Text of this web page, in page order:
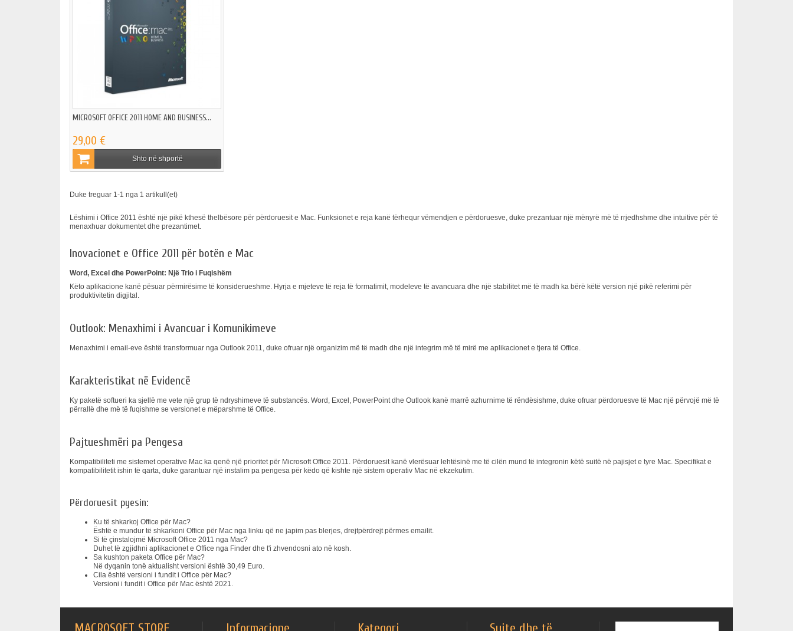
MICROSOFT OFFICE 2011 HOME AND BUSINESS...
29,00 €
Shto në shportë
Duke treguar 1-1 nga 1 artikull(et)
Lëshimi i Office 2011 është një pikë kthesë thelbësore për përdoruesit e Mac. Funksionet e reja kanë tërhequr vëmendjen e përdoruesve, duke prezantuar një mënyrë më të rrjedhshme dhe intuitive për të
menaxhuar dokumentet dhe prezantimet.
Inovacionet e Office 2011 për botën e Mac
Word, Excel dhe PowerPoint: Një Trio i Fuqishëm
Këto aplikacione kanë pësuar përmirësime të konsiderueshme. Hyrja e mjeteve të reja të formatimit, modeleve të avancuara dhe një stabilitet më të madh ka bërë këtë version një pikë referimi për
produktivitetin digjital.
Outlook: Menaxhimi i Avancuar i Komunikimeve
Menaxhimi i email-eve është transformuar nga Outlook 2011, duke ofruar një organizim më të madh dhe një integrim më të mirë me aplikacionet e tjera të Office.
Karakteristikat në Evidencë
Ky paketë softueri ka sjellë me vete një grup të ndryshimeve të substancës. Word, Excel, PowerPoint dhe Outlook kanë marrë azhurnime të rëndësishme, duke ofruar përdoruesve të Mac një përvojë më të
përrallë dhe më të fuqishme se versionet e mëparshme të Office.
Pajtueshmëri pa Pengesa
Kompatibiliteti me sistemet operative Mac ka qenë një prioritet për Microsoft Office 2011. Përdoruesit kanë vlerësuar lehtësinë me të cilën mund të integronin këtë suitë në pajisjet e tyre Mac. Specifikat e
kompatibilitetit ishin të qarta, duke garantuar një instalim pa pengesa për këdo që kishte një sistem operativ Mac në ekzekutim.
Përdoruesit pyesin:
Ku të shkarkoj Office për Mac?
Është e mundur të shkarkoni Office për Mac nga linku që ne japim pas blerjes, drejtpërdrejt përmes emailit.
Si të çinstalojmë Microsoft Office 2011 nga Mac?
Duhet të zgjidhni aplikacionet e Office nga Finder dhe t'i zhvendosni ato në kosh.
Sa kushton paketa Office për Mac?
Në dyqanin tonë aktualisht versioni është 30,49 Euro.
Cila është versioni i fundit i Office për Mac?
Versioni i fundit i Office për Mac është 2021.